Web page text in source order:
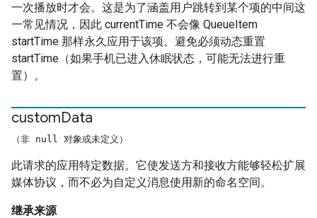
一次播放时才会。这是为了涵盖用户跳转到某个项的中间这
一常见情况，因此 currentTime 不会像 QueueItem
startTime 那样永久应用于该项。避免必须动态重置
startTime（如果手机已进入休眠状态，可能无法进行重
置）。
customData
（非 null 对象或未定义）
此请求的应用特定数据。它使发送方和接收方能够轻松扩展
媒体协议，而不必为自定义消息使用新的命名空间。
继承来源